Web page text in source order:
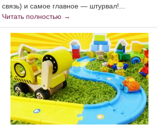
связь) и самое главное — штурвал!...
Читать полностью →